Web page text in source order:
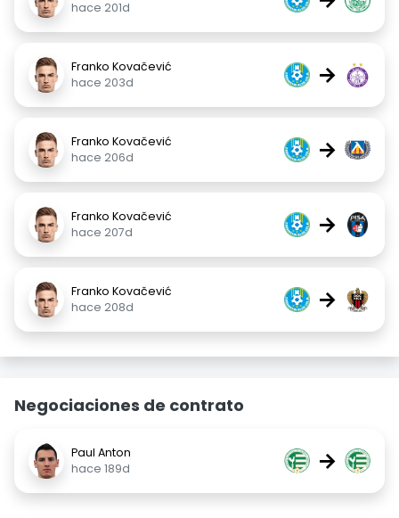
hace 201d
Franko Kovačević
hace 203d
→
Franko Kovačević
hace 206d
→
Franko Kovačević
hace 207d
→
Franko Kovačević
hace 208d
→
Negociaciones de contrato
Paul Anton
hace 189d
→